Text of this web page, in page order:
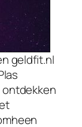
geldfit.nl